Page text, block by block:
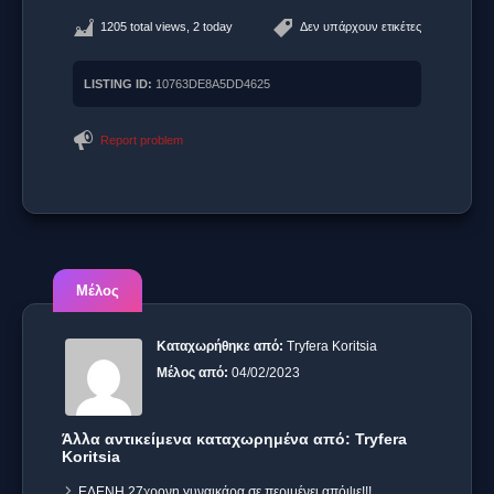
Δεν υπάρχουν ετικέτες
1205 total views, 2 today
LISTING ID: 10763DE8A5DD4625
Report problem
Μέλος
Καταχωρήθηκε από: Tryfera Koritsia
Μέλος από: 04/02/2023
Άλλα αντικείμενα καταχωρημένα από: Tryfera
Koritsia